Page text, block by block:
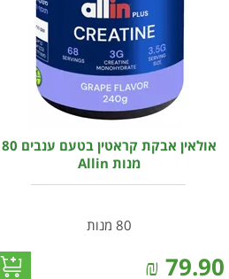
אולאין אבקת קראטין בטעם ענבים 80
מנות Allin
80 מנות
79.90
₪